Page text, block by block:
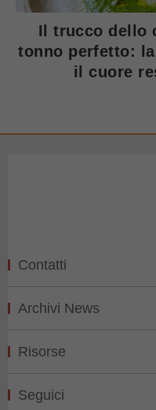
Il trucco dello
tonno perfetto:
il cuore
Contatti
Archivi News
Risorse
Seguici